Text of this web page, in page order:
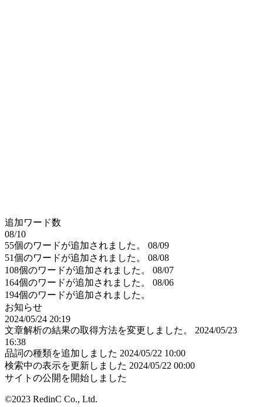
追加ワード数
08/10
55個のワードが追加されました。
08/09
51個のワードが追加されました。
08/08
108個のワードが追加されました。
08/07
164個のワードが追加されました。
08/06
194個のワードが追加されました。
お知らせ
2024/05/24 20:19
文章解析の結果の取得方法を変更しました。
2024/05/23
16:38
品詞の種類を追加しました 2024/05/22 10:00
検索中の表示を更新しました 2024/05/22 00:00
サイトの公開を開始しました
©2023 RedinC Co., Ltd.